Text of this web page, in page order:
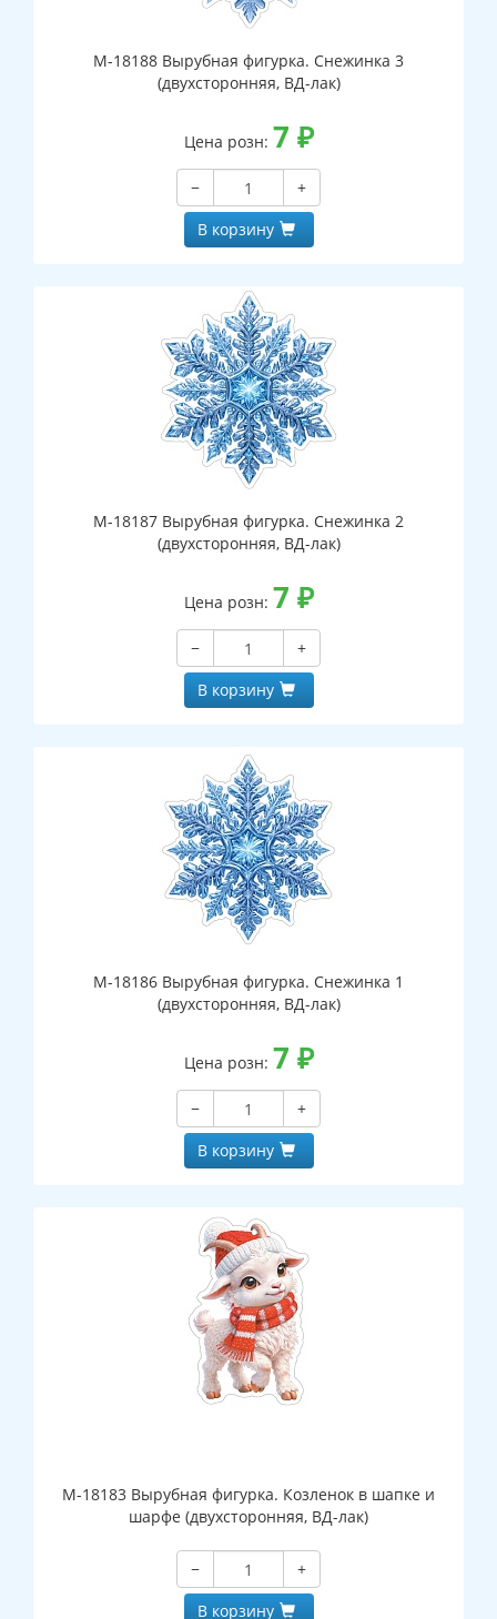
М-18188 Вырубная фигурка. Снежинка 3
(двухсторонняя, ВД-лак)
Цена розн: 7 ₽
−
+
В корзину
М-18187 Вырубная фигурка. Снежинка 2
(двухсторонняя, ВД-лак)
Цена розн: 7 ₽
−
+
В корзину
М-18186 Вырубная фигурка. Снежинка 1
(двухсторонняя, ВД-лак)
Цена розн: 7 ₽
−
+
В корзину
М-18183 Вырубная фигурка. Козленок в шапке и
шарфе (двухсторонняя, ВД-лак)
−
+
В корзину